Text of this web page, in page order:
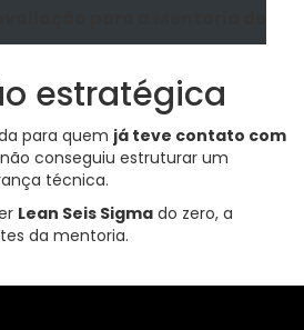
estratégica
para quem já teve contato com
conseguiu estruturar um
técnica.
Lean Seis Sigma do zero, a
da mentoria.